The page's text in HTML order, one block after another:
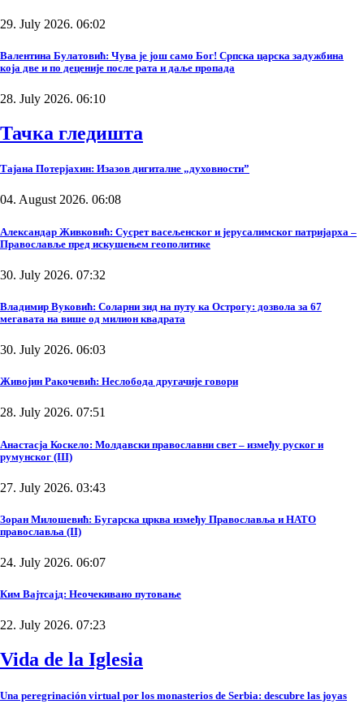
29. July 2026. 06:02
Валентина Булатовић: Чува је још само Бог! Српска царска задужбина
која две и по деценије после рата и даље пропада
28. July 2026. 06:10
Тачка гледишта
Тајана Потерјахин: Изазов дигиталне „духовности”
04. August 2026. 06:08
Александар Живковић: Сусрет васељенског и јерусалимског патријарха –
Православље пред искушењем геополитике
30. July 2026. 07:32
Владимир Вуковић: Соларни зид на путу ка Острогу: дозвола за 67
мегавата на више од милион квадрата
30. July 2026. 06:03
Живојин Ракочевић: Неслобода другачије говори
28. July 2026. 07:51
Анастасја Коскело: Молдавски православни свет – између руског и
румунског (III)
27. July 2026. 03:43
Зоран Милошевић: Бугарска црква између Православља и НАТО
православља (II)
24. July 2026. 06:07
Ким Вајтсајд: Неочекивано путовање
22. July 2026. 07:23
Vida de la Iglesia
Una peregrinación virtual por los monasterios de Serbia: descubre las joyas